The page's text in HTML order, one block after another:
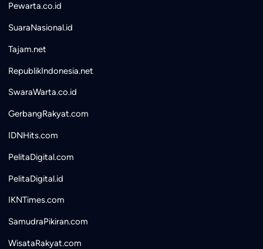
Pewarta.co.id
SuaraNasional.id
Tajam.net
RepublikIndonesia.net
SwaraWarta.co.id
GerbangRakyat.com
IDNHits.com
PelitaDigital.com
PelitaDigital.id
IKNTimes.com
SamudraPikiran.com
WisataRakyat.com